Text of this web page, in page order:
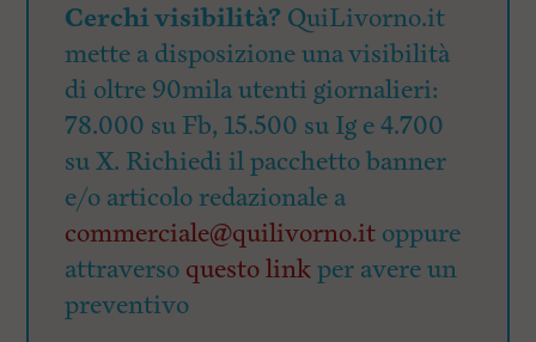
Cerchi visibilità? QuiLivorno.it
mette a disposizione una visibilità
di oltre 90mila utenti giornalieri:
78.000 su Fb, 15.500 su Ig e 4.700
su X. Richiedi il pacchetto banner
e/o articolo redazionale a
commerciale@quilivorno.it oppure
attraverso questo linkper avere un
preventivo